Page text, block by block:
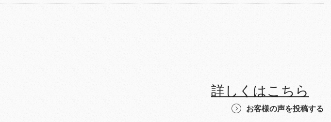
詳しくはこちら
お客様の声を投稿する